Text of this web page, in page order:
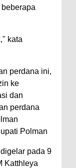
kata
perdana ini,
ke
dan
perdana
Polman
pada 9
Katthleya